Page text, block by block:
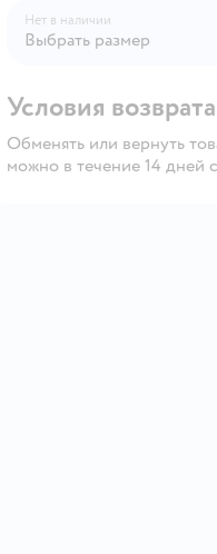
Нет в наличии
Выбрать размер
Условия возврата
Обменять или вернуть
можно в течение 14 дней